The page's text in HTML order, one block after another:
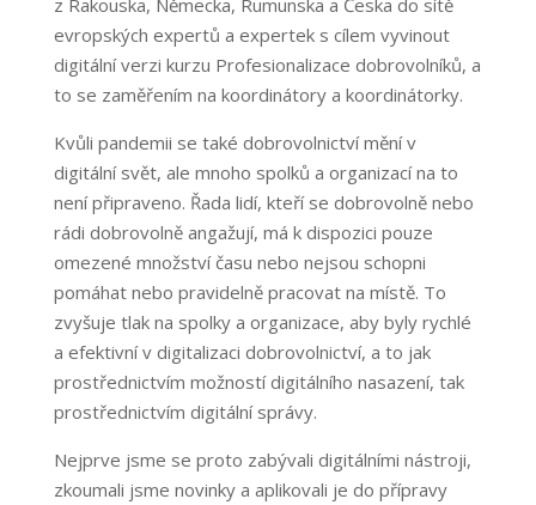
evropských expertů a expertek s cílem vyvinout
digitální verzi kurzu Profesionalizace dobrovolníků, a
to se zaměřením na koordinátory a koordinátorky.
Kvůli pandemii se také dobrovolnictví mění v
digitální svět, ale mnoho spolků a organizací na to
není připraveno. Řada lidí, kteří se dobrovolně nebo
rádi dobrovolně angažují, má k dispozici pouze
omezené množství času nebo nejsou schopni
pomáhat nebo pravidelně pracovat na místě. To
zvyšuje tlak na spolky a organizace, aby byly rychlé
a efektivní v digitalizaci dobrovolnictví, a to jak
prostřednictvím možností digitálního nasazení, tak
prostřednictvím digitální správy.
Nejprve jsme se proto zabývali digitálními nástroji,
zkoumali jsme novinky a aplikovali je do přípravy